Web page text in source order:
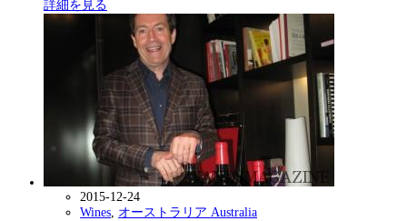
詳細を見る
2015-12-24
Wines, オーストラリア Australia